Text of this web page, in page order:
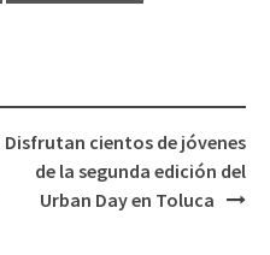
Disfrutan cientos de jóvenes
de la segunda edición del
Urban Day en Toluca